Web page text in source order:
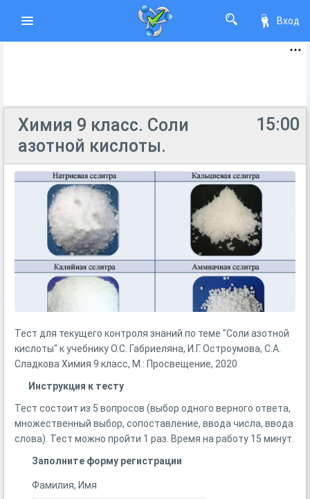
Вход
15:00
Химия 9 класс. Соли
азотной кислоты.
Тест для текущего контроля знаний по теме "Соли азотной
кислоты" к учебнику О.С. Габриеляна, И.Г. Остроумова, С.А.
Сладкова Химия 9 класс, М.: Просвещение, 2020
Инструкция к тесту
Тест состоит из 5 вопросов (выбор одного верного ответа,
множественный выбор, сопоставление, ввода числа, ввода
слова). Тест можно пройти 1 раз. Время на работу 15 минут.
Заполните форму регистрации
Фамилия, Имя